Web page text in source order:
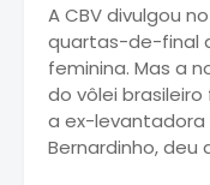
A CBV divulgou
quartas-de-final
feminina. Mas a
do vôlei
a ex-levantadora
Bernardinho, deu